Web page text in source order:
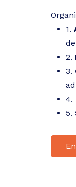
1.
2.
3.
4.
5.